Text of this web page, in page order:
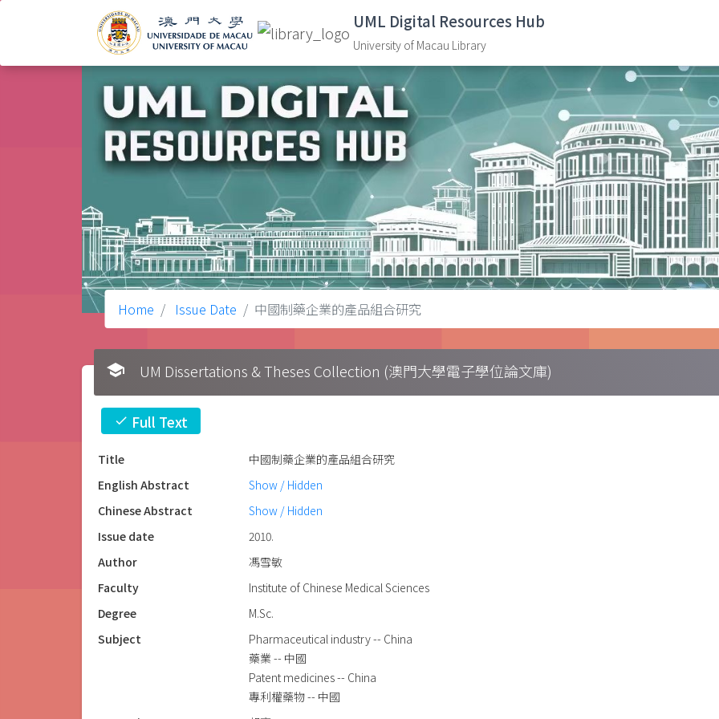
UML Digital Resources Hub
University of Macau Library
Home Issue Date 中國制藥企業的產品組合研究
school UM Dissertations & Theses Collection (澳門大學電子學位論文庫)
check Full Text
Title
中國制藥企業的產品組合研究
English Abstract
Show / Hidden
Chinese Abstract
Show / Hidden
Issue date
2010.
Author
馮雪敏
Faculty
Institute of Chinese Medical Sciences
Degree
M.Sc.
Subject
Pharmaceutical industry -- China
藥業 -- 中國
Patent medicines -- China
專利權藥物 -- 中國